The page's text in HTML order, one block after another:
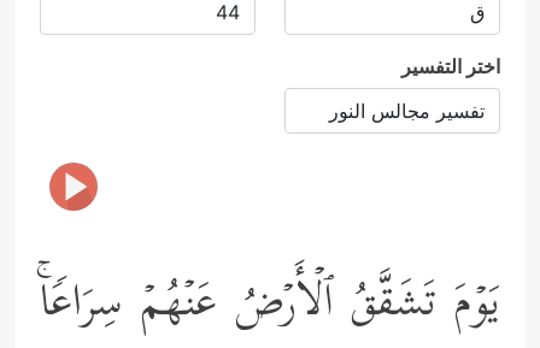
اختر التفسير
یَوۡمَ تَشَقَّقُ ٱلۡأَرۡضُ عَنۡهُمۡ سِرَاعࣰاۚ